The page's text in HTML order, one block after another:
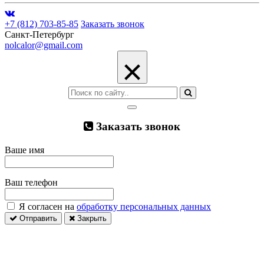
+7 (812) 703-85-85 Заказать звонок
Санкт-Петербург
nolcalor@gmail.com
×
Заказать звонок
Ваше имя
Ваш телефон
Я согласен на обработку персональных данных
Отправить Закрыть